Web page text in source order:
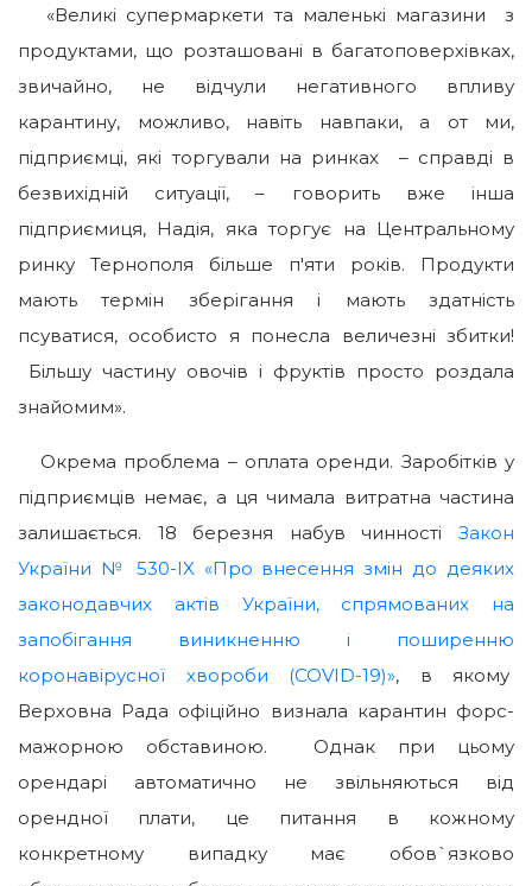
«Великі супермаркети та маленькі магазини з
продуктами, що розташовані в багатоповерхівках,
звичайно, не відчули негативного впливу
карантину, можливо, навіть навпаки, а от ми,
підприємці, які торгували на ринках – справді в
безвихідній ситуації, – говорить вже інша
підприємиця, Надія, яка торгує на Центральному
ринку Тернополя більше п′яти років. Продукти
мають термін зберігання і мають здатність
псуватися, особисто я понесла величезні збитки!
Більшу частину овочів і фруктів просто роздала
знайомим».
Окрема проблема – оплата оренди. Заробітків у
підприємців немає, а ця чимала витратна частина
залишається. 18 березня набув чинності Закон
України № 530-IX «Про внесення змін до деяких
законодавчих актів України, спрямованих на
запобігання виникненню і поширенню
коронавірусної хвороби (COVID-19)», в якому
Верховна Рада офіційно визнала карантин форс-
мажорною обставиною. Однак при цьому
орендарі автоматично не звільняються від
орендної плати, це питання в кожному
конкретному випадку має обов`язково